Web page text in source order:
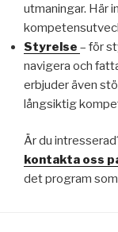
utmaningar. Här
Styrelse – för
navigera och
erbjuder även
långsiktig
Är du
kontakta oss
det program